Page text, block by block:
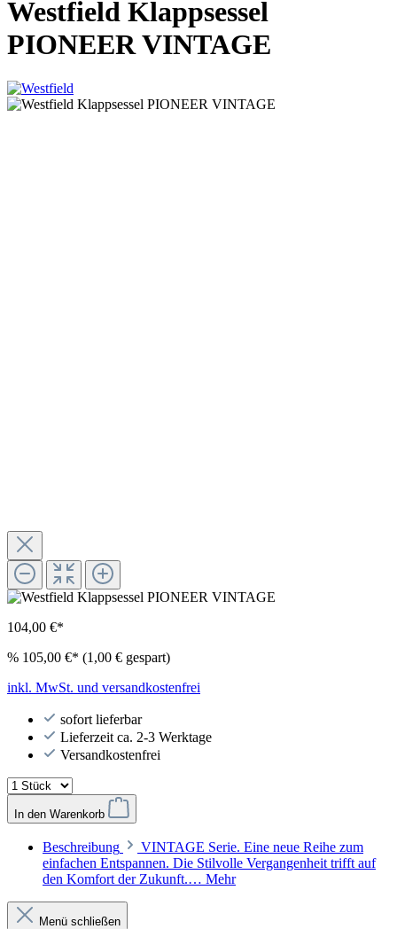
Westfield Klappsessel
PIONEER VINTAGE
104,00 €*
% 105,00 €* (1,00 € gespart)
inkl. MwSt. und versandkostenfrei
sofort lieferbar
Lieferzeit ca. 2-3 Werktage
Versandkostenfrei
In den Warenkorb
Beschreibung
VINTAGE Serie. Eine neue Reihe zum
einfachen Entspannen. Die Stilvolle Vergangenheit trifft auf
den Komfort der Zukunft.… Mehr
Menü schließen